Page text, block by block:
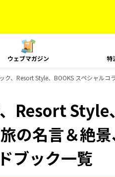
ウェブマガジン 特
ク、Resort Style、BOOKS スペシャル
Resort Style
の名言＆絶
ブック一覧